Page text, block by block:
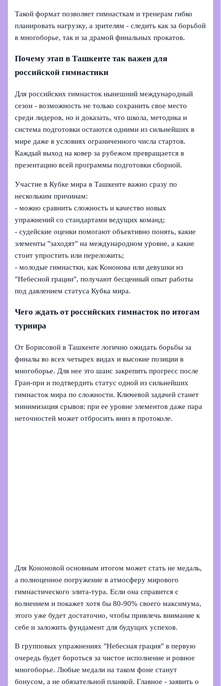
Такой формат позволяет гимнасткам и тренерам гибко
планировать нагрузку, а зрителям - следить как за борьбой
в многоборье, так и за драмой финальных прокатов.
Почему этап в Ташкенте так важен для
российской гимнастики
Для российских гимнасток нынешний международный
сезон - возможность не только сохранить свое место
среди лидеров, но и доказать, что школа, методика и
система подготовки остаются одними из сильнейших в
мире даже в условиях ограниченного числа стартов.
Каждый выход на ковер за рубежом превращается в
презентацию всей программы подготовки сборной.
Участие в Кубке мира в Ташкенте важно сразу по
нескольким причинам:
- можно сравнить сложность и качество новых
упражнений со стандартами ведущих команд;
- судейские оценки помогают объективно понять, какие
элементы "заходят" на международном уровне, а какие
стоит упростить или переложить;
- молодые гимнастки, как Кононова или девушки из
"Небесной грации", получают бесценный опыт работы
под давлением статуса Кубка мира.
Чего ждать от российских гимнасток по итогам
турнира
От Борисовой в Ташкенте логично ожидать борьбы за
финалы во всех четырех видах и высокие позиции в
многоборье. Для нее это шанс закрепить прогресс после
Гран-при и подтвердить статус одной из сильнейших
гимнасток мира по сложности. Ключевой задачей станет
минимизация срывов: при ее уровне элементов даже пара
неточностей может отбросить вниз в протоколе.
Для Кононовой основным итогом может стать не медаль,
а полноценное погружение в атмосферу мирового
гимнастического элита-тура. Если она справится с
волнением и покажет хотя бы 80-90% своего максимума,
этого уже будет достаточно, чтобы привлечь внимание к
себе и заложить фундамент для будущих успехов.
В групповых упражнениях "Небесная грация" в первую
очередь будет бороться за чистое исполнение и ровное
многоборье. Любые медали на таком фоне станут
бонусом, а не обязательной планкой. Главное - заявить о